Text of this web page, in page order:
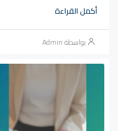
أكمل القراءة
بواسطة Admin